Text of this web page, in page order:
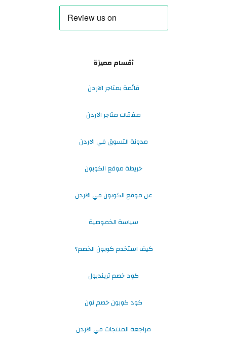
أقسام مميزة
قائمة بمتاجر الاردن
صفقات متاجر الاردن
مدونة التسوق في الاردن
خريطة موقع الكوبون
عن موقع الكوبون في الاردن
سياسة الخصوصية
كيف استخدم كوبون الخصم؟
كود خصم ترينديول
كود كوبون خصم نون
مراجعة المنتجات في الاردن